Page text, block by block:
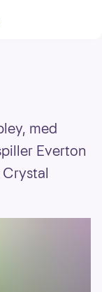
med
Everton